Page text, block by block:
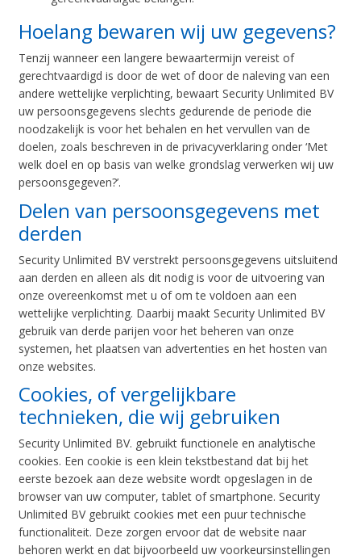
Hoelang bewaren wij uw gegevens?
Tenzij wanneer een langere bewaartermijn vereist of
gerechtvaardigd is door de wet of door de naleving van een
andere wettelijke verplichting, bewaart Security Unlimited BV
uw persoonsgegevens slechts gedurende de periode die
noodzakelijk is voor het behalen en het vervullen van de
doelen, zoals beschreven in de privacyverklaring onder ‘Met
welk doel en op basis van welke grondslag verwerken wij uw
persoonsgegeven?’.
Delen van persoonsgegevens met
derden
Security Unlimited BV verstrekt persoonsgegevens uitsluitend
aan derden en alleen als dit nodig is voor de uitvoering van
onze overeenkomst met u of om te voldoen aan een
wettelijke verplichting. Daarbij maakt Security Unlimited BV
gebruik van derde parijen voor het beheren van onze
systemen, het plaatsen van advertenties en het hosten van
onze websites.
Cookies, of vergelijkbare
technieken, die wij gebruiken
Security Unlimited BV. gebruikt functionele en analytische
cookies. Een cookie is een klein tekstbestand dat bij het
eerste bezoek aan deze website wordt opgeslagen in de
browser van uw computer, tablet of smartphone. Security
Unlimited BV gebruikt cookies met een puur technische
functionaliteit. Deze zorgen ervoor dat de website naar
behoren werkt en dat bijvoorbeeld uw voorkeursinstellingen